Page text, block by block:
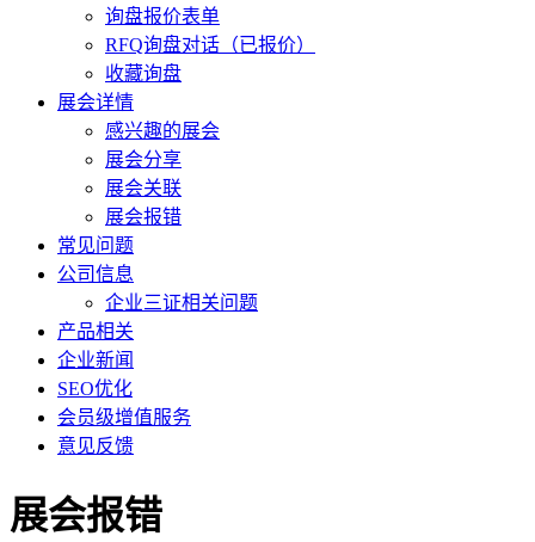
询盘报价表单
RFQ询盘对话（已报价）
收藏询盘
展会详情
感兴趣的展会
展会分享
展会关联
展会报错
常见问题
公司信息
企业三证相关问题
产品相关
企业新闻
SEO优化
会员级增值服务
意见反馈
展会报错